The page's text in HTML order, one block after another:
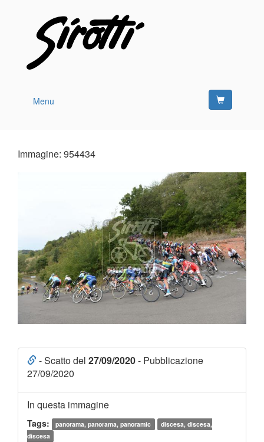
Menu
Immagine: 954434
- Scatto del 27/09/2020- Pubblicazione
27/09/2020
In questa immagine
Tags: panorama, panorama, panoramic
discesa, discesa,
discesa